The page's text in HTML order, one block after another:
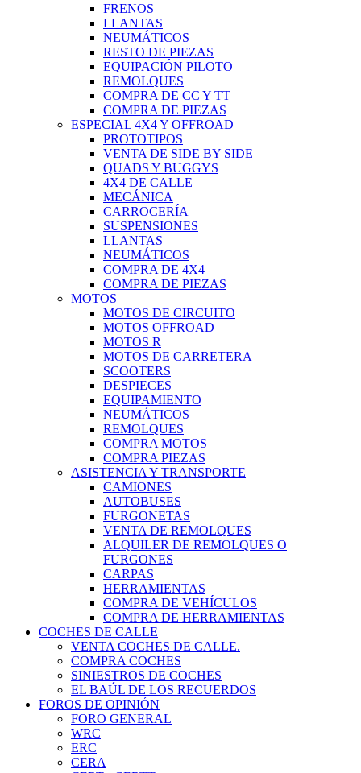
FRENOS
LLANTAS
NEUMÁTICOS
RESTO DE PIEZAS
EQUIPACIÓN PILOTO
REMOLQUES
COMPRA DE CC Y TT
COMPRA DE PIEZAS
ESPECIAL 4X4 Y OFFROAD
PROTOTIPOS
VENTA DE SIDE BY SIDE
QUADS Y BUGGYS
4X4 DE CALLE
MECÁNICA
CARROCERÍA
SUSPENSIONES
LLANTAS
NEUMÁTICOS
COMPRA DE 4X4
COMPRA DE PIEZAS
MOTOS
MOTOS DE CIRCUITO
MOTOS OFFROAD
MOTOS R
MOTOS DE CARRETERA
SCOOTERS
DESPIECES
EQUIPAMIENTO
NEUMÁTICOS
REMOLQUES
COMPRA MOTOS
COMPRA PIEZAS
ASISTENCIA Y TRANSPORTE
CAMIONES
AUTOBUSES
FURGONETAS
VENTA DE REMOLQUES
ALQUILER DE REMOLQUES O
FURGONES
CARPAS
HERRAMIENTAS
COMPRA DE VEHÍCULOS
COMPRA DE HERRAMIENTAS
COCHES DE CALLE
VENTA COCHES DE CALLE.
COMPRA COCHES
SINIESTROS DE COCHES
EL BAÚL DE LOS RECUERDOS
FOROS DE OPINIÓN
FORO GENERAL
WRC
ERC
CERA